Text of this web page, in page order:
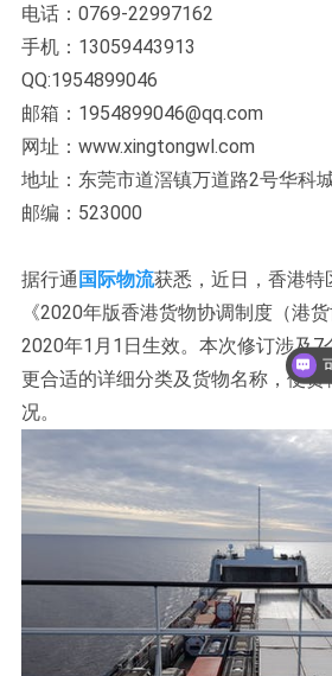
电话：0769-22997162
手机：13059443913
QQ:1954899046
邮箱：1954899046@qq.com
网址：www.xingtongwl.com
地址：东莞市道滘镇万道路2号华科
邮编：523000
据行通 国际物流获悉，近日，香港特
《2020年版香港货物协调制度（港
2020年1月1日生效。本次修订涉及7
更合适的详细分类及货物名称，使
况。